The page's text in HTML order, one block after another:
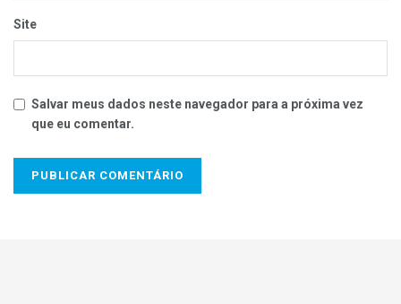
Site
Salvar meus dados neste navegador para a próxima vez
que eu comentar.